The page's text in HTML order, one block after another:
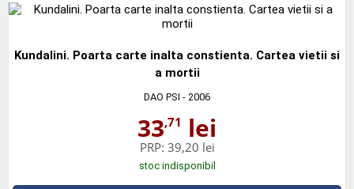
Kundalini. Poarta carte inalta constienta. Cartea vietii si
a mortii
DAO PSI - 2006
33,71 lei
PRP: 39,20 lei
stoc indisponibil